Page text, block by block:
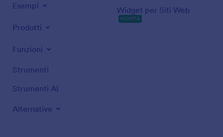
Esempi
Prodotti
Funzioni
Strumenti
Strumenti AI
Alternative
Widget per Siti Web
NOVITÀ